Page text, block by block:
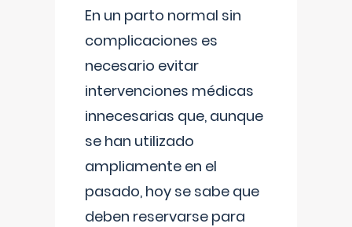
En un parto normal sin
complicaciones es
necesario evitar
intervenciones médicas
innecesarias que, aunque
se han utilizado
ampliamente en el
pasado, hoy se sabe que
deben reservarse para